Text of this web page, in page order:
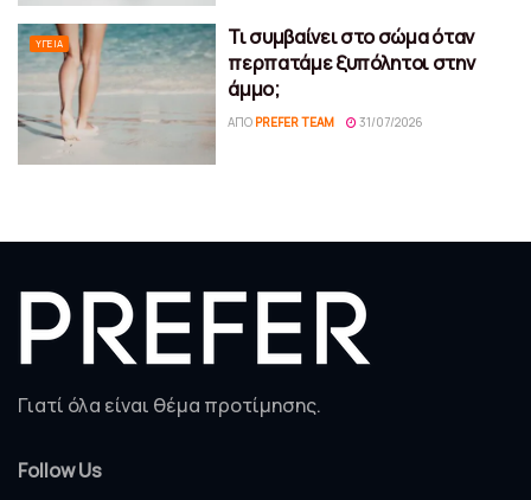
ΥΓΕΊΑ
Τι συμβαίνει στο σώμα όταν
περπατάμε ξυπόλητοι στην
άμμο;
ΑΠΌ PREFER TEAM 31/07/2026
Γιατί όλα είναι θέμα προτίμησης.
Follow Us